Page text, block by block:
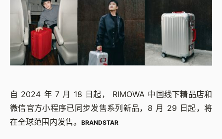
自 2024 年 7 月 18 日起， RIMOWA 中国线下精品店和
微信官方小程序已同步发售系列新品，8 月 29 日起，将
在全球范围内发售。
BRANDSTAR